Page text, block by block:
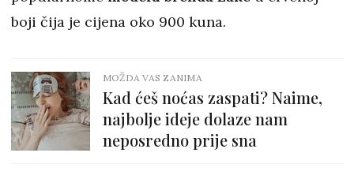
boji čija je cijena oko 900 kuna.
MOŽDA VAS ZANIMA
Kad ćeš noćas zaspati? Naime,
najbolje ideje dolaze nam
neposredno prije sna